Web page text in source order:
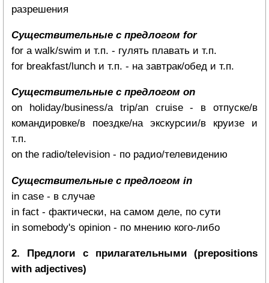
разрешения
Существительные с предлогом for
for a walk/swim и т.п. - гулять плавать и т.п.
for breakfast/lunch и т.п. - на завтрак/обед и т.п.
Существительные с предлогом on
on holiday/business/a trip/an cruise - в отпуске/в
командировке/в поездке/на экскурсии/в круизе и
т.п.
on the radio/television - по радио/телевидению
Существительные с предлогом in
in case - в случае
in fact - фактически, на самом деле, по сути
in somebody's opinion - по мнению кого-либо
2. Предлоги с прилагательными (prepositions
with adjectives)